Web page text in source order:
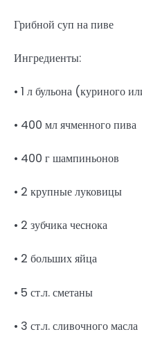
Грибной суп на пиве
Ингредиенты:
• 1 л бульона (куриного
• 400 мл ячменного пива
• 400 г шампиньонов
• 2 крупные луковицы
• 2 зубчика чеснока
• 2 больших яйца
• 5 ст.л. сметаны
• 3 ст.л. сливочного масла